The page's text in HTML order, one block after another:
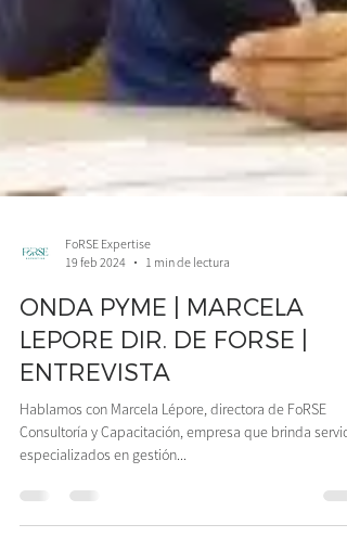
19 feb 2024
1 min de lectura
ONDA PYME | MARCELA
LEPORE DIR. DE FORSE |
ENTREVISTA
Hablamos con Marcela Lépore, directora de FoRSE
especializados en gestión...